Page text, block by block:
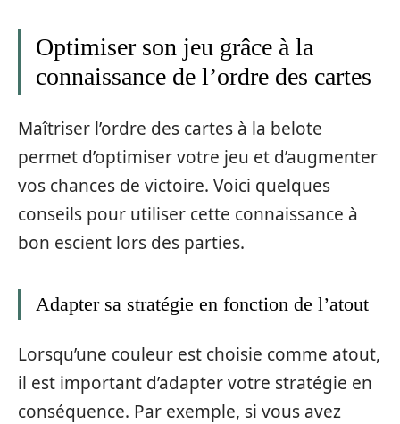
Optimiser son jeu grâce à la
connaissance de l’ordre des cartes
Maîtriser l’ordre des cartes à la belote
permet d’optimiser votre jeu et d’augmenter
vos chances de victoire. Voici quelques
conseils pour utiliser cette connaissance à
bon escient lors des parties.
Adapter sa stratégie en fonction de l’atout
Lorsqu’une couleur est choisie comme atout,
il est important d’adapter votre stratégie en
conséquence. Par exemple, si vous avez